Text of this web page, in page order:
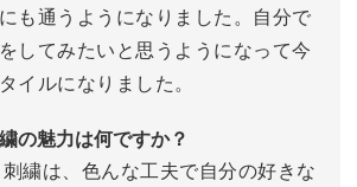
も通うようになりました。自分で
してみたいと思うようになって今
イルになりました。
の魅力は何ですか？
繍は、色んな工夫で自分の好きな